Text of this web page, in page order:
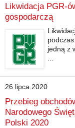
Likwidacja PGR-
gospodarczą
jedną z
...
26 lipca 2020
Przebieg
Narodowego
Polski 2020